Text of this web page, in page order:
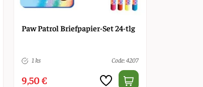
Paw Patrol Briefpapier-Set 24-tlg
1 ks Code: 4207
9,50 €